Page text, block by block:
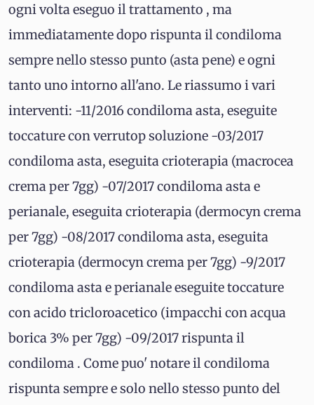
ogni volta eseguo il trattamento , ma
immediatamente dopo rispunta il condiloma
sempre nello stesso punto (asta pene) e ogni
tanto uno intorno all'ano. Le riassumo i vari
interventi: -11/2016 condiloma asta, eseguite
toccature con verrutop soluzione -03/2017
condiloma asta, eseguita crioterapia (macrocea
crema per 7gg) -07/2017 condiloma asta e
perianale, eseguita crioterapia (dermocyn crema
per 7gg) -08/2017 condiloma asta, eseguita
crioterapia (dermocyn crema per 7gg) -9/2017
condiloma asta e perianale eseguite toccature
con acido tricloroacetico (impacchi con acqua
borica 3% per 7gg) -09/2017 rispunta il
condiloma . Come puo' notare il condiloma
rispunta sempre e solo nello stesso punto del